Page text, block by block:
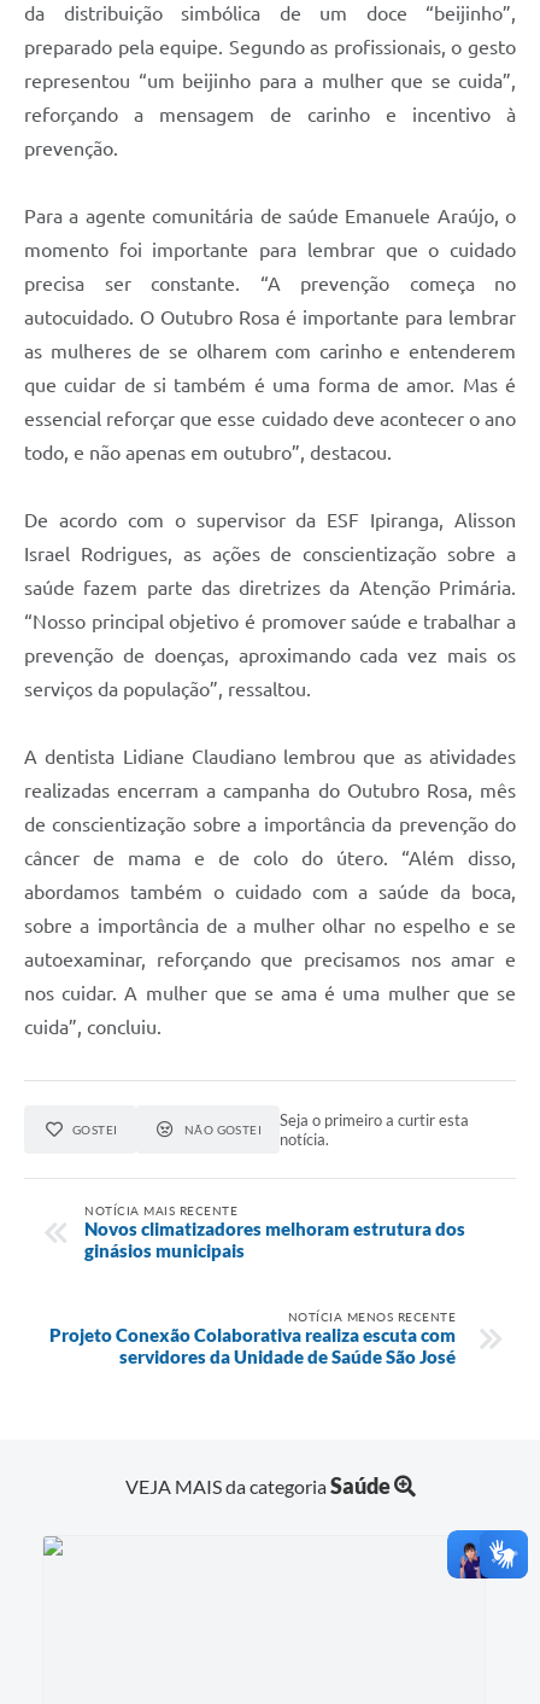
da distribuição simbólica de um doce “beijinho”,
preparado pela equipe. Segundo as profissionais, o gesto
representou “um beijinho para a mulher que se cuida”,
reforçando a mensagem de carinho e incentivo à
prevenção.
Para a agente comunitária de saúde Emanuele Araújo, o
momento foi importante para lembrar que o cuidado
precisa ser constante. “A prevenção começa no
autocuidado. O Outubro Rosa é importante para lembrar
as mulheres de se olharem com carinho e entenderem
que cuidar de si também é uma forma de amor. Mas é
essencial reforçar que esse cuidado deve acontecer o ano
todo, e não apenas em outubro”, destacou.
De acordo com o supervisor da ESF Ipiranga, Alisson
Israel Rodrigues, as ações de conscientização sobre a
saúde fazem parte das diretrizes da Atenção Primária.
“Nosso principal objetivo é promover saúde e trabalhar a
prevenção de doenças, aproximando cada vez mais os
serviços da população”, ressaltou.
A dentista Lidiane Claudiano lembrou que as atividades
realizadas encerram a campanha do Outubro Rosa, mês
de conscientização sobre a importância da prevenção do
câncer de mama e de colo do útero. “Além disso,
abordamos também o cuidado com a saúde da boca,
sobre a importância de a mulher olhar no espelho e se
autoexaminar, reforçando que precisamos nos amar e
nos cuidar. A mulher que se ama é uma mulher que se
cuida”, concluiu.
GOSTEI NÃO GOSTEI
Seja o primeiro a curtir esta
notícia.
NOTÍCIA MAIS RECENTE
Novos climatizadores melhoram estrutura dos
ginásios municipais
NOTÍCIA MENOS RECENTE
Projeto Conexão Colaborativa realiza escuta com
servidores da Unidade de Saúde São José
VEJA MAIS da categoriaSaúde